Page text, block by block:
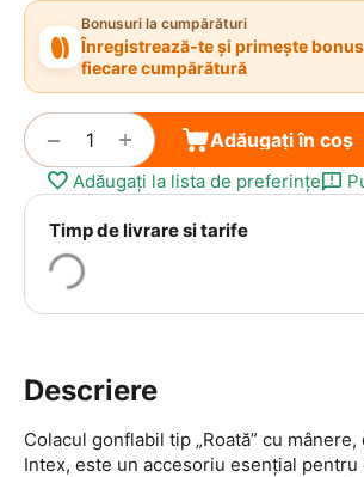
Bonusuri la cumpărături
Înregistrează-te și primește
fiecare cumpărătură
+
− Adăugați în coș
Adăugați la lista de preferințe
Timp de livrare si tarife
Descriere
Colacul gonflabil tip „Roată” cu
Intex, este un accesoriu esențial